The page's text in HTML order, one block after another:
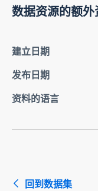
数据资源的额外
建立日期
发布日期
资料的语言
回到数据集